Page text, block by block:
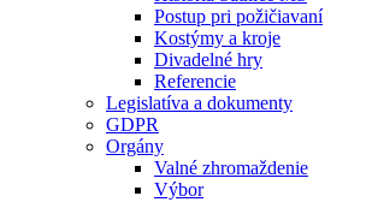
Postup pri požičiavaní
Kostýmy a kroje
Divadelné hry
Referencie
Legislatíva a dokumenty
GDPR
Orgány
Valné zhromaždenie
Výbor